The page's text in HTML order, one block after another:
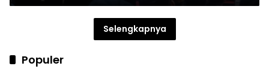
Selengkapnya
Populer